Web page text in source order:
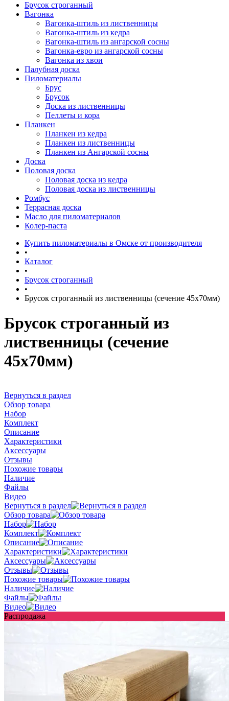
Брусок строганный
Вагонка
Вагонка-штиль из лиственницы
Вагонка-штиль из кедра
Вагонка-штиль из ангарской сосны
Вагонка-евро из ангарской сосны
Вагонка из хвои
Палубная доска
Пиломатериалы
Брус
Брусок
Доска из лиственницы
Пеллеты и кора
Планкен
Планкен из кедра
Планкен из лиственницы
Планкен из Ангарской сосны
Доска
Половая доска
Половая доска из кедра
Половая доска из лиственницы
Ромбус
Террасная доска
Масло для пиломатериалов
Колер-паста
Купить пиломатериалы в Омске от производителя
•
Каталог
•
Брусок строганный
•
Брусок строганный из лиственницы (сечение 45x70мм)
Брусок строганный из
лиственницы (сечение
45x70мм)
Вернуться в раздел
Обзор товара
Набор
Комплект
Описание
Характеристики
Аксессуары
Отзывы
Похожие товары
Наличие
Файлы
Видео
Вернуться в раздел
Обзор товара
Набор
Комплект
Описание
Характеристики
Аксессуары
Отзывы
Похожие товары
Наличие
Файлы
Видео
Распродажа